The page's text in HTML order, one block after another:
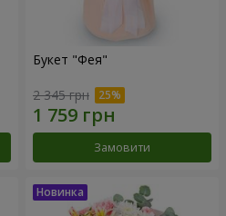
Букет "Фея"
2 345 грн
Замовити